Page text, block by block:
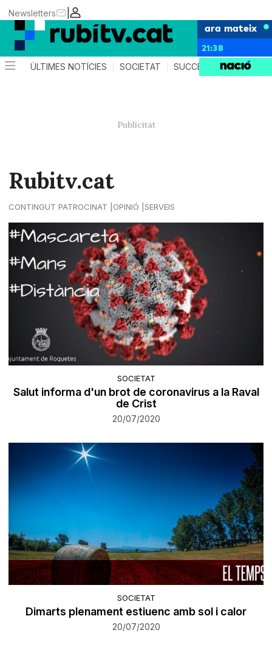
|
Newsletters
ara mateix
21:38
ÚLTIMES NOTÍCIES SOCIETAT SUCCESSOS
Rubitv.cat
CONTINGUT PATROCINAT OPINIÓ SERVEIS
SOCIETAT
Salut informa d'un brot de coronavirus a la Raval
de Crist
20/07/2020
SOCIETAT
Dimarts plenament estiuenc amb sol i calor
20/07/2020